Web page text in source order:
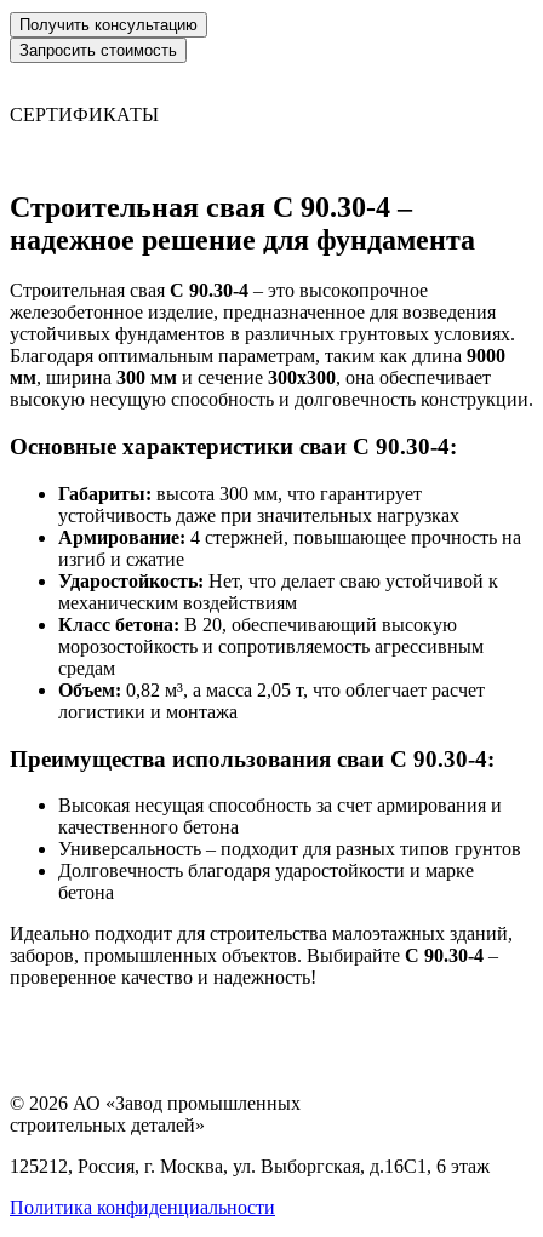
СЕРТИФИКАТЫ
Строительная свая С 90.30-4 –
надежное решение для фундамента
Строительная свая С 90.30-4 – это высокопрочное
железобетонное изделие, предназначенное для возведения
устойчивых фундаментов в различных грунтовых условиях.
Благодаря оптимальным параметрам, таким как длина 9000
мм, ширина 300 мм и сечение 300х300, она обеспечивает
высокую несущую способность и долговечность конструкции.
Основные характеристики сваи С 90.30-4:
Габариты: высота 300 мм, что гарантирует
устойчивость даже при значительных нагрузках
Армирование: 4 стержней, повышающее прочность на
изгиб и сжатие
Ударостойкость: Нет, что делает сваю устойчивой к
механическим воздействиям
Класс бетона: В 20, обеспечивающий высокую
морозостойкость и сопротивляемость агрессивным
средам
Объем: 0,82 м³, а масса 2,05 т, что облегчает расчет
логистики и монтажа
Преимущества использования сваи С 90.30-4:
Высокая несущая способность за счет армирования и
качественного бетона
Универсальность – подходит для разных типов грунтов
Долговечность благодаря ударостойкости и марке
бетона
Идеально подходит для строительства малоэтажных зданий,
заборов, промышленных объектов. Выбирайте С 90.30-4 –
проверенное качество и надежность!
© 2026 АО «Завод промышленных
строительных деталей»
125212, Россия, г. Москва, ул. Выборгская, д.16С1, 6 этаж
Политика конфиденциальности